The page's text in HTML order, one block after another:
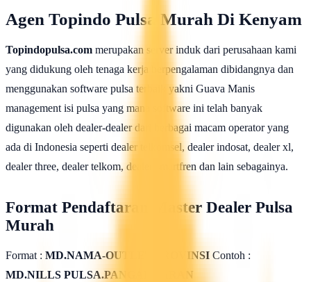
Agen Topindo Pulsa Murah Di Kenyam
Topindopulsa.com merupakan server induk dari perusahaan kami
yang didukung oleh tenaga kerja berpengalaman dibidangnya dan
menggunakan software pulsa terbaik yakni Guava Manis
management isi pulsa yang mana software ini telah banyak
digunakan oleh dealer-dealer dari berbagai macam operator yang
ada di Indonesia seperti dealer telkomsel, dealer indosat, dealer xl,
dealer three, dealer telkom, dealer smartfren dan lain sebagainya.
Format Pendaftaran Master Dealer Pulsa
Murah
Format : MD.NAMA-OUTLET.PROVINSI Contoh :
MD.NILLS PULSA.PANGANDARAN